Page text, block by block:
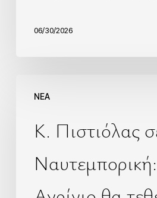
06/30/2026
NEA
Κ. Πιστιόλας